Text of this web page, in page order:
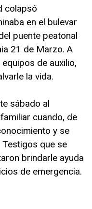
colapsó
en el bulevar
puente peatonal
21 de Marzo. A
de auxilio,
la vida.
sábado al
cuando, de
y se
que se
brindarle ayuda
de emergencia.